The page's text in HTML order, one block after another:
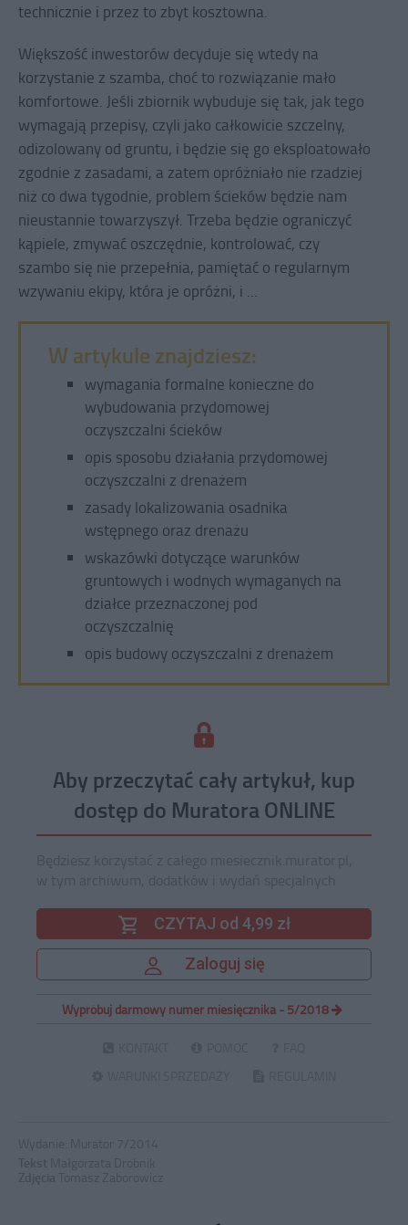
technicznie i przez to zbyt kosztowna.
Większość inwestorów decyduje się wtedy na
korzystanie z szamba, choć to rozwiązanie mało
komfortowe. Jeśli zbiornik wybuduje się tak, jak tego
wymagają przepisy, czyli jako całkowicie szczelny,
odizolowany od gruntu, i będzie się go eksploatowało
zgodnie z zasadami, a zatem opróżniało nie rzadziej
niż co dwa tygodnie, problem ścieków będzie nam
nieustannie towarzyszył. Trzeba będzie ograniczyć
kąpiele, zmywać oszczędnie, kontrolować, czy
szambo się nie przepełnia, pamiętać o regularnym
wzywaniu ekipy, która je opróżni, i ...
W artykule znajdziesz:
wymagania formalne konieczne do
wybudowania przydomowej
oczyszczalni ścieków
opis sposobu działania przydomowej
oczyszczalni z drenażem
zasady lokalizowania osadnika
wstępnego oraz drenażu
wskazówki dotyczące warunków
gruntowych i wodnych wymaganych na
działce przeznaczonej pod
oczyszczalnię
opis budowy oczyszczalni z drenażem
Aby przeczytać cały artykuł, kup
dostęp do Muratora ONLINE
CZYTAJ od 4,99 zł
Zaloguj się
Wypróbuj darmowy numer miesięcznika - 5/2018